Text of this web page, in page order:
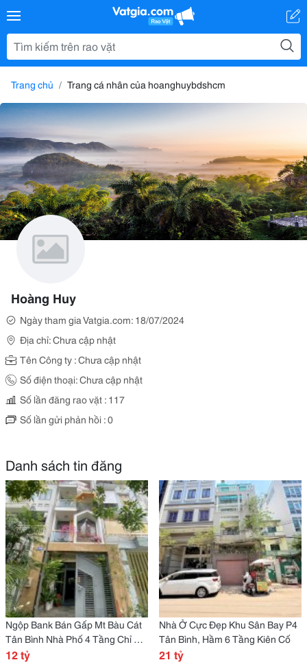
Trang chủ Trang cá nhân của hoanghuybdshcm
Hoàng Huy
Ngày tham gia Vatgia.com: 18/07/2024
Địa chỉ: Chưa cập nhật
Tên Công ty : Chưa cập nhật
Số điện thoại: Chưa cập nhật
Số lần đăng rao vặt : 117
Số lần gửi phản hồi : 0
Danh sách tin đăng
Ngộp Bank Bán Gấp Mt Bàu Cát
Tân Bình Nhà Phố 4 Tầng Chỉ 12
Tỷ
12 tỷ
Nhà Ở Cực Đẹp Khu Sân Bay P4
Tân Bình, Hầm 6 Tầng Kiên Cố
21 tỷ